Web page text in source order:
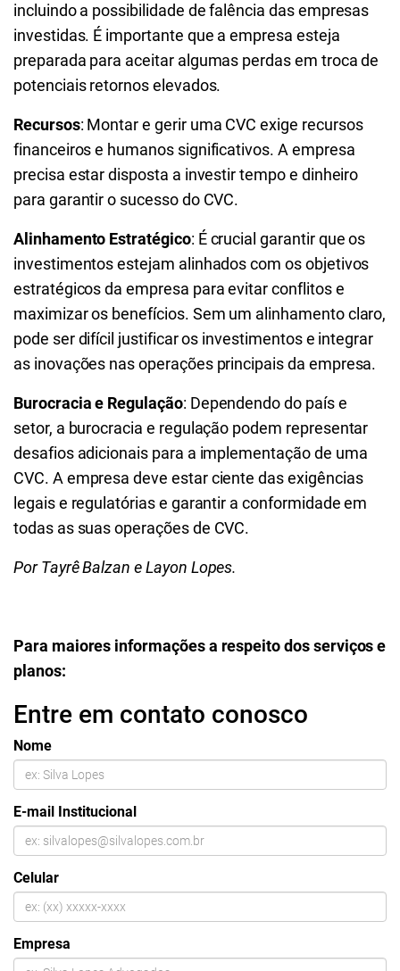
incluindo a possibilidade de falência das empresas
investidas. É importante que a empresa esteja
preparada para aceitar algumas perdas em troca de
potenciais retornos elevados.
Recursos: Montar e gerir uma CVC exige recursos
financeiros e humanos significativos. A empresa
precisa estar disposta a investir tempo e dinheiro
para garantir o sucesso do CVC.
Alinhamento Estratégico: É crucial garantir que os
investimentos estejam alinhados com os objetivos
estratégicos da empresa para evitar conflitos e
maximizar os benefícios. Sem um alinhamento claro,
pode ser difícil justificar os investimentos e integrar
as inovações nas operações principais da empresa.
Burocracia e Regulação: Dependendo do país e
setor, a burocracia e regulação podem representar
desafios adicionais para a implementação de uma
CVC. A empresa deve estar ciente das exigências
legais e regulatórias e garantir a conformidade em
todas as suas operações de CVC.
Por Tayrê Balzan e Layon Lopes.
Para maiores informações a respeito dos serviços e
planos:
Entre em contato conosco
Nome
E-mail Institucional
Celular
Empresa